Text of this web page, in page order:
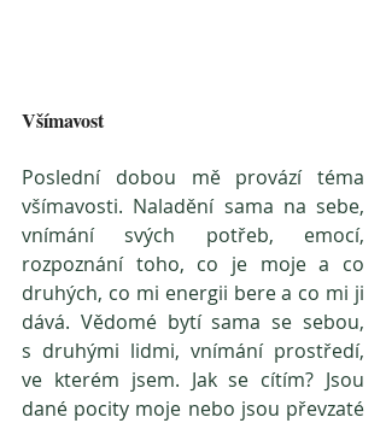
Všímavost
Poslední dobou mě provází téma
všímavosti. Naladění sama na sebe,
vnímání svých potřeb, emocí,
rozpoznání toho, co je moje a co
druhých, co mi energii bere a co mi ji
dává. Vědomé bytí sama se sebou,
s druhými lidmi, vnímání prostředí,
ve kterém jsem. Jak se cítím? Jsou
dané pocity moje nebo jsou převzaté